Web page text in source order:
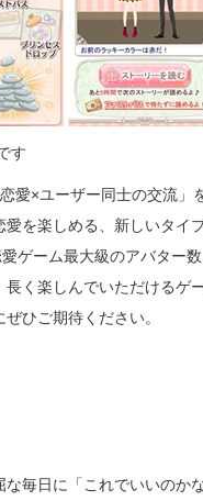
す
愛×ユーザー同士の交流」
を楽しめる、新しいタイ
ゲーム最大級のアバター
く楽しんでいただけるゲー
ひご期待ください。
毎日に「これでいいのか